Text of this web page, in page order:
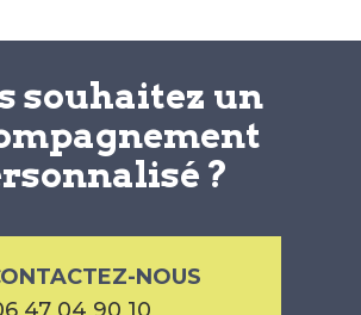
souhaitez un
?
NOUS